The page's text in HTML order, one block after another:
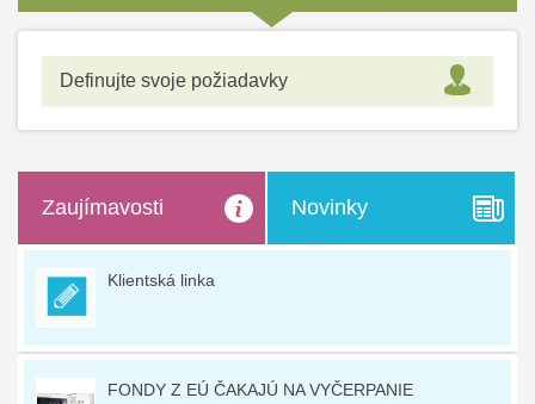
Definujte svoje požiadavky
Zaujímavosti Novinky
Klientská linka
FONDY Z EÚ ČAKAJÚ NA VYČERPANIE